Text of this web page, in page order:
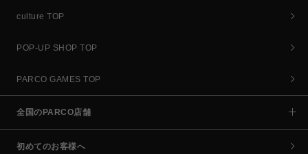
culture TOP
POP-UP SHOP TOP
PARCO GAMES TOP
全国のPARCO店舗
初めてのお客様へ